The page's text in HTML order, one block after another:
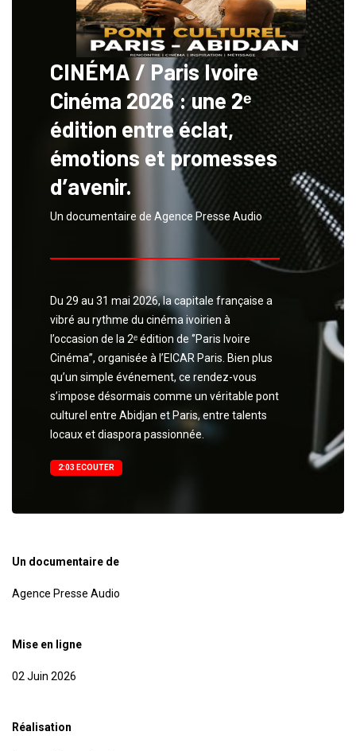
CINÉMA / Paris Ivoire
Cinéma 2026 : une 2ᵉ
édition entre éclat,
émotions et promesses
d’avenir.
Un documentaire de Agence Presse Audio
Du 29 au 31 mai 2026, la capitale française a
vibré au rythme du cinéma ivoirien à
l’occasion de la 2ᵉ édition de ‘’Paris Ivoire
Cinéma’’, organisée à l’EICAR Paris. Bien plus
qu’un simple événement, ce rendez-vous
s’impose désormais comme un véritable pont
culturel entre Abidjan et Paris, entre talents
locaux et diaspora passionnée.
2:03 ECOUTER
Un documentaire de
Agence Presse Audio
Mise en ligne
02 Juin 2026
Réalisation